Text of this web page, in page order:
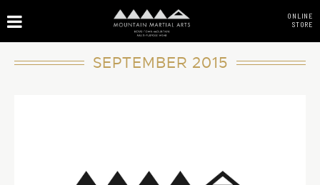
ONLINE
STORE
SEPTEMBER 2015